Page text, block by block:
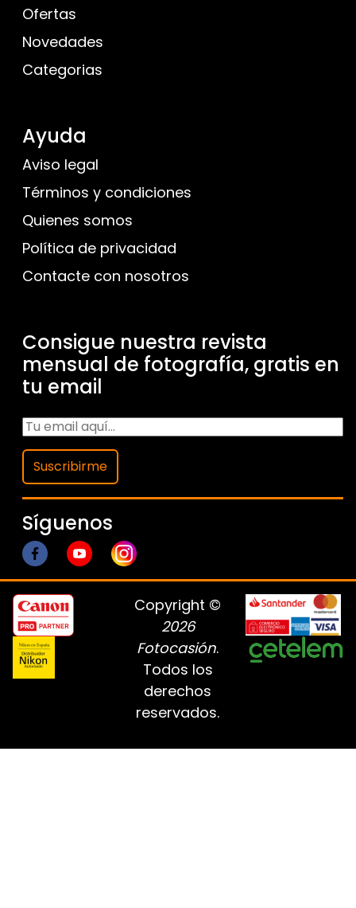
Ofertas
Novedades
Categorias
Ayuda
Aviso legal
Términos y condiciones
Quienes somos
Política de privacidad
Contacte con nosotros
Consigue nuestra revista
mensual de fotografía, gratis en
tu email
Suscribirme
Síguenos
Copyright ©
2026
Fotocasión.
Todos los
derechos
reservados.